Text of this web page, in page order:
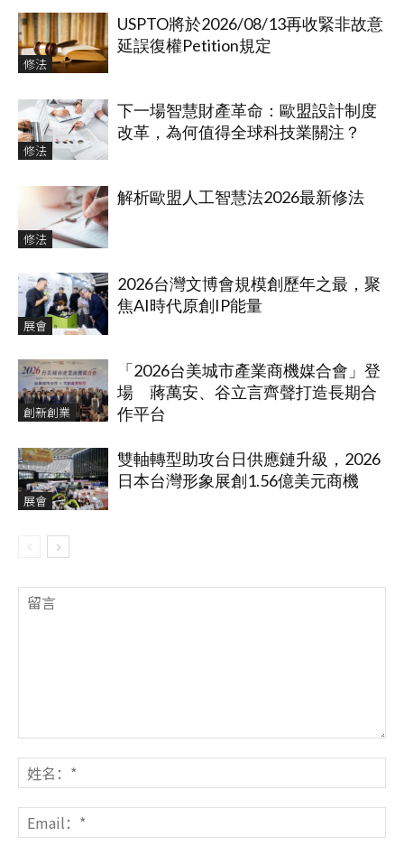
修法
USPTO將於2026/08/13再收緊非故意
延誤復權Petition規定
修法
下一場智慧財產革命：歐盟設計制度
改革，為何值得全球科技業關注？
修法
解析歐盟人工智慧法2026最新修法
展會
2026台灣文博會規模創歷年之最，聚
焦AI時代原創IP能量
創新創業
「2026台美城市產業商機媒合會」登
場 蔣萬安、谷立言齊聲打造長期合
作平台
展會
雙軸轉型助攻台日供應鏈升級，2026
日本台灣形象展創1.56億美元商機